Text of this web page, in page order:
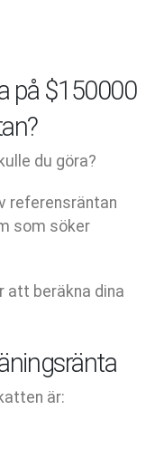
på $150000
du göra?
referensräntan
som söker
att beräkna dina
är: